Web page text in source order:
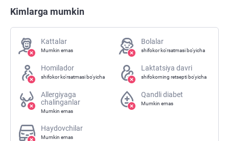
Kimlarga mumkin
Kattalar
Mumkin emas
Bolalar
shifokor ko'rsatmasi bo'yicha
Homilador
shifokor ko'rsatmasi bo'yicha
Laktatsiya davri
shifokorning retsepti bo'yicha
Allergiyaga
chalinganlar
Mumkin emas
Qandli diabet
Mumkin emas
Haydovchilar
Mumkin emas